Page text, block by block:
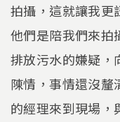
拍攝，這就讓我更
他們是陪我們來拍
排放污水的嫌疑，
陳情，事情還沒釐
的經理來到現場，